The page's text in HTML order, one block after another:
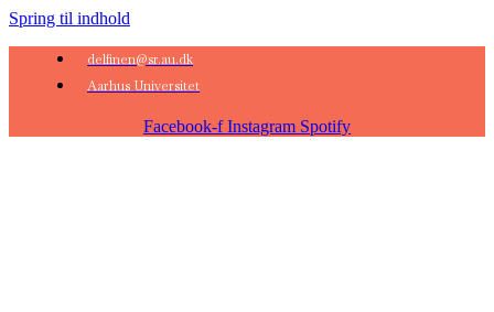
Spring til indhold
delfinen@sr.au.dk
Aarhus Universitet
Facebook-f Instagram Spotify